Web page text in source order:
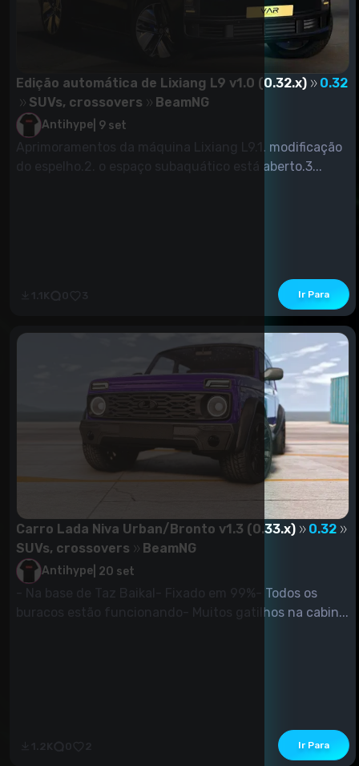
Edição automática de Lixiang L9 v1.0 (0.32.x)
0.32
SUVs, crossovers
BeamNG
Antihype 9 set
Aprimoramentos da máquina Lixiang L9.1. modificação
do espelho.2. o espaço subaquático está aberto.3...
Ir Para
Carro Lada Niva Urban/Bronto v1.3 (0.33.x)
0.32
SUVs, crossovers
BeamNG
Antihype 20 set
- Na base de Taz Baikal- Fixado em 99%- Todos os
buracos estão funcionando- Muitos gatilhos na cabin...
Ir Para